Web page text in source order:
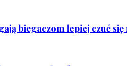
biegaczom lepiej czuć